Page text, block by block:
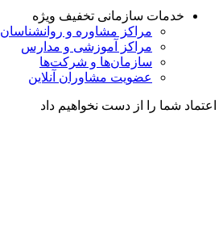
خدمات سازمانی تخفیف ویژه
مراکز مشاوره و روانشناسان
مراکز آموزشی و مدارس
سازمان‌ها و شرکت‌ها
عضویت مشاوران آنلاین
اعتماد شما را از دست نخواهیم داد